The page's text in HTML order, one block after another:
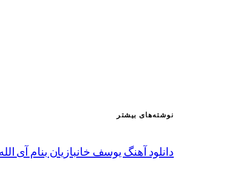
نوشته‌های بیشتر
دانلود آهنگ یوسف خانبازیان بنام آی